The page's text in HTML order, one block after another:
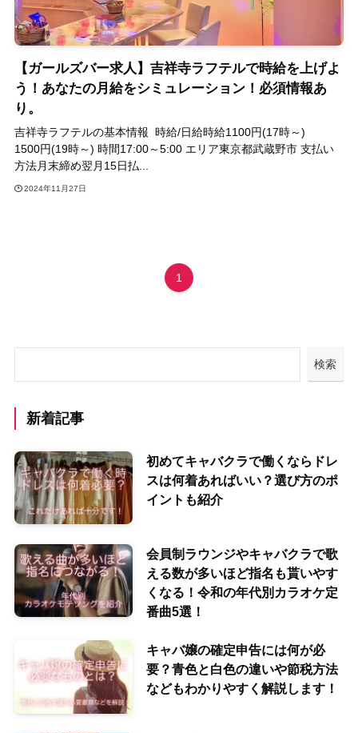
【ガールズバー求人】吉祥寺ラフテルで時給を上げよ
う！あなたの月給をシミュレーション！必須情報あ
り。
吉祥寺ラフテルの基本情報 時給/日給時給1100円(17時～)
1500円(19時～) 時間17:00～5:00 エリア東京都武蔵野市 支払い
方法月末締め翌月15日払...
2024年11月27日
1
検索
新着記事
初めてキャバクラで働くならドレ
スは何着あればいい？選び方のポ
イントも紹介
会員制ラウンジやキャバクラで歌
える数が多いほど指名も貰いやす
くなる！令和の年代別カラオケ定
番曲5選！
キャバ嬢の確定申告には何が必
要？青色と白色の違いや節税方法
などもわかりやすく解説します！